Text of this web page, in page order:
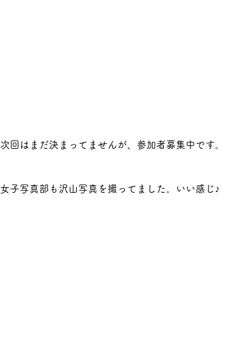
次回はまだ決まってませんが、参加者募集中です。
女子写真部も沢山写真を撮ってました。いい感じ♪